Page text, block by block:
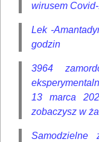
wirusem
Lek -
godzin
3964
13 marca
zobaczysz w
Samodzielne